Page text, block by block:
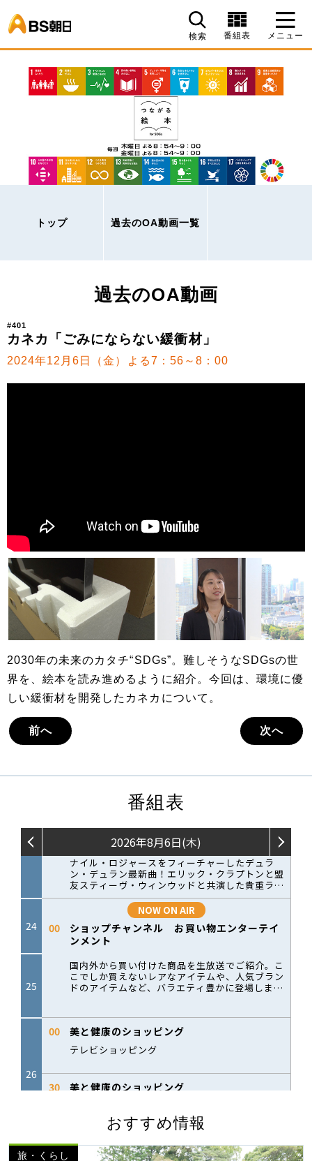
検索 番組表 メニュー
トップ 過去のOA動画一覧
過去のOA動画
#401
カネカ「ごみにならない緩衝材」
2024年12月6日（金）よる7：56～8：00
2030年の未来のカタチ“SDGs”。難しそうなSDGsの世
界を、絵本を読み進めるように紹介。今回は、環境に優
しい緩衝材を開発したカネカについて。
前へ 次へ
番組表
おすすめ情報
旅・くらし